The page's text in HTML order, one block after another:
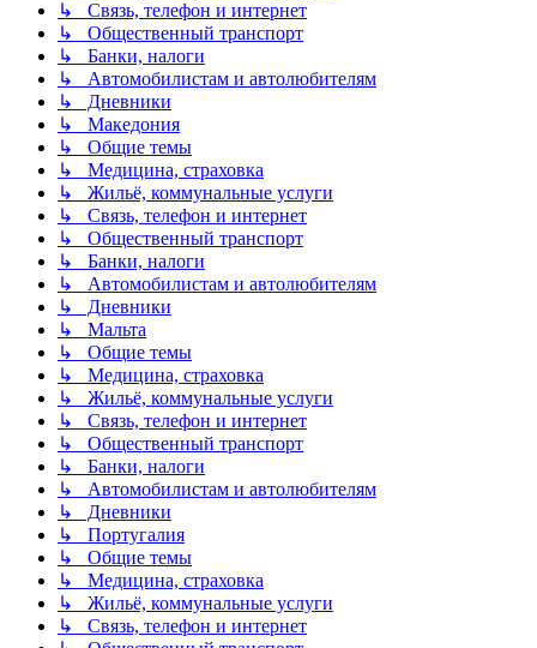
↳ Связь, телефон и интернет
↳ Общественный транспорт
↳ Банки, налоги
↳ Автомобилистам и автолюбителям
↳ Дневники
↳ Македония
↳ Общие темы
↳ Медицина, страховка
↳ Жильё, коммунальные услуги
↳ Связь, телефон и интернет
↳ Общественный транспорт
↳ Банки, налоги
↳ Автомобилистам и автолюбителям
↳ Дневники
↳ Мальта
↳ Общие темы
↳ Медицина, страховка
↳ Жильё, коммунальные услуги
↳ Связь, телефон и интернет
↳ Общественный транспорт
↳ Банки, налоги
↳ Автомобилистам и автолюбителям
↳ Дневники
↳ Португалия
↳ Общие темы
↳ Медицина, страховка
↳ Жильё, коммунальные услуги
↳ Связь, телефон и интернет